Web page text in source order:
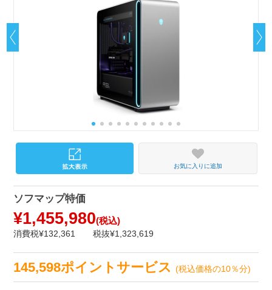
お気に入りに追加
ソフマップ特価
¥1,455,980(税込)
消費税¥132,361 税抜¥1,323,619
145,598ポイントサービス(税込価格の10％分)